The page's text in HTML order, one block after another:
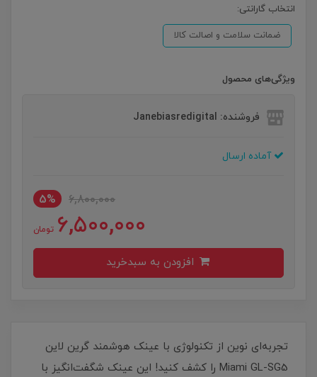
انتخاب گارانتی:
ضمانت سلامت و اصالت کالا
ویژگی‌های محصول
فروشنده: Janebiasredigital
آماده ارسال
6,800,000
5%
6,500,000 تومان
تجربه‌ای نوین از تکنولوژی با عینک هوشمند گرین لاین
Miami GL-SG5 را کشف کنید! این عینک شگفت‌انگیز با